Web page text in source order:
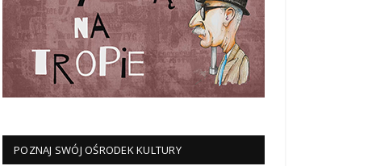
POZNAJ SWÓJ OŚRODEK KULTURY